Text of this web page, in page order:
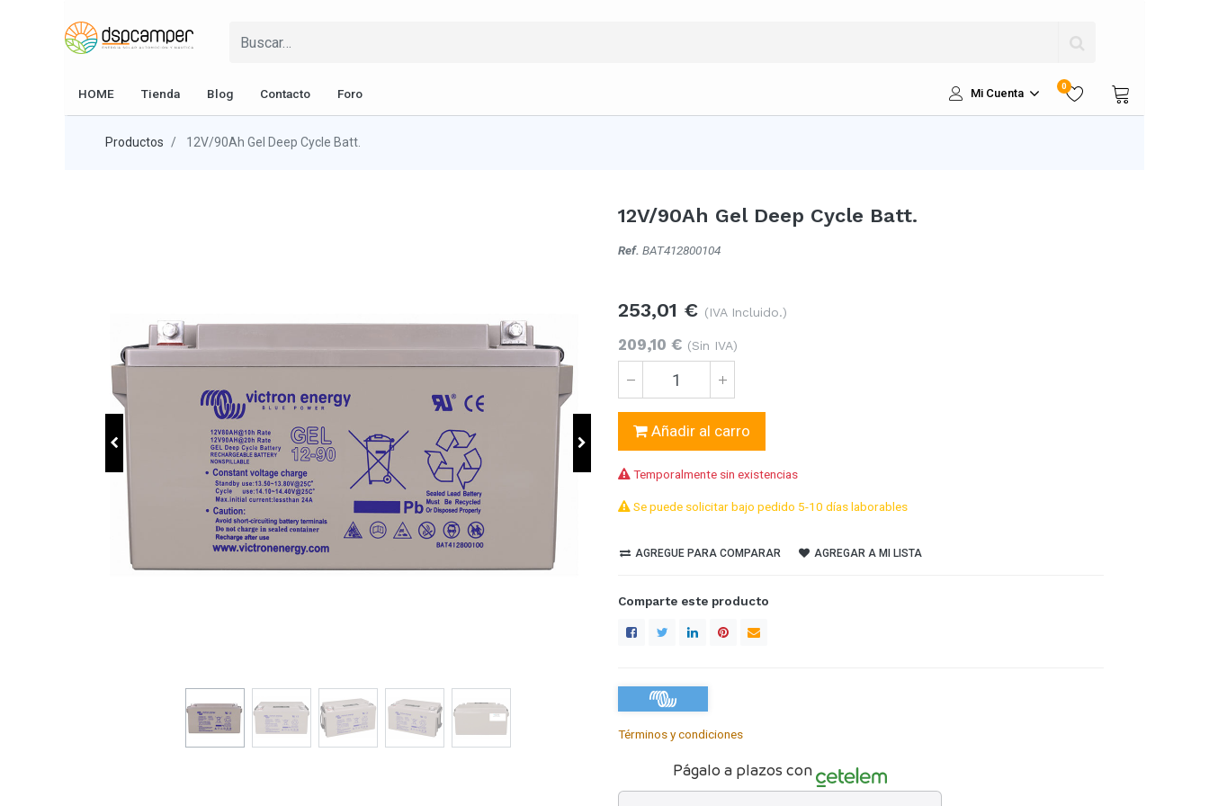
HOME Tienda Blog Contacto Foro Mi Cuenta
0
Productos 12V/90Ah Gel Deep Cycle Batt.
12V/90Ah Gel Deep Cycle Batt.
Ref. BAT412800104
253,01 € (IVA Incluido.)
209,10 € (Sin IVA)
Añadir al carro
Temporalmente sin existencias
Se puede solicitar bajo pedido 5-10 días laborables
AGREGUE PARA COMPARAR AGREGAR A MI LISTA
Comparte este producto
Términos y condiciones
Págalo a plazos con